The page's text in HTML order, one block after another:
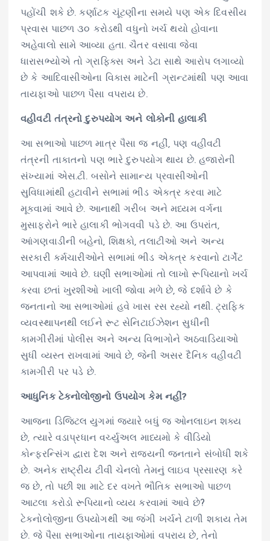
પહોંચી શકે છે. કર્ણાટક ચૂંટણીના સમયે પણ એક દિવસીય
પ્રવાસ પાછળ ૩૦ કરોડથી વધુનો ખર્ચ થયો હોવાના
અહેવાલો સામે આવ્યા હતા. ચૈતર વસાવા જેવા
ધારાસભ્યોએ તો ગ્રાફિક્સ અને ડેટા સાથે આરોપ લગાવ્યો
છે કે આદિવાસીઓના વિકાસ માટેની ગ્રાન્ટમાંથી પણ આવા
તાયફાઓ પાછળ પૈસા વપરાય છે.
વહીવટી તંત્રનો દુરુપયોગ અને લોકોની હાલાકી
આ સભાઓ પાછળ માત્ર પૈસા જ નહીં, પણ વહીવટી
તંત્રની તાકાતનો પણ ભારે દુરુપયોગ થાય છે. હજારોની
સંખ્યામાં એસ.ટી. બસોને સામાન્ય પ્રવાસીઓની
સુવિધામાંથી હટાવીને સભામાં ભીડ એકત્ર કરવા માટે
મૂકવામાં આવે છે. આનાથી ગરીબ અને મધ્યમ વર્ગના
મુસાફરોને ભારે હાલાકી ભોગવવી પડે છે. આ ઉપરાંત,
આંગણવાડીની બહેનો, શિક્ષકો, તલાટીઓ અને અન્ય
સરકારી કર્મચારીઓને સભામાં ભીડ એકત્ર કરવાનો ટાર્ગેટ
આપવામાં આવે છે. ઘણી સભાઓમાં તો લાખો રૂપિયાનો ખર્ચ
કરવા છતાં ખુરશીઓ ખાલી જોવા મળે છે, જે દર્શાવે છે કે
જનતાનો આ સભાઓમાં હવે ખાસ રસ રહ્યો નથી. ટ્રાફિક
વ્યવસ્થાપનથી લઈને રૂટ સેનિટાઈઝેશન સુધીની
કામગીરીમાં પોલીસ અને અન્ય વિભાગોને અઠવાડિયાઓ
સુધી વ્યસ્ત રાખવામાં આવે છે, જેની અસર દૈનિક વહીવટી
કામગીરી પર પડે છે.
આધુનિક ટેકનોલોજીનો ઉપયોગ કેમ નહીં?
આજના ડિજિટલ યુગમાં જ્યારે બધું જ ઓનલાઇન શક્ય
છે, ત્યારે વડાપ્રધાન વર્ચ્યુઅલ માધ્યમો કે વીડિયો
કોન્ફરન્સિંગ દ્વારા દેશ અને રાજ્યની જનતાને સંબોધી શકે
છે. અનેક રાષ્ટ્રીય ટીવી ચેનલો તેમનું લાઇવ પ્રસારણ કરે
જ છે, તો પછી શા માટે દર વખતે ભૌતિક સભાઓ પાછળ
આટલા કરોડો રૂપિયાનો વ્યય કરવામાં આવે છે?
ટેકનોલોજીના ઉપયોગથી આ જંગી ખર્ચને ટાળી શકાય તેમ
છે. જે પૈસા સભાઓના તાયફાઓમાં વપરાય છે, તેનો